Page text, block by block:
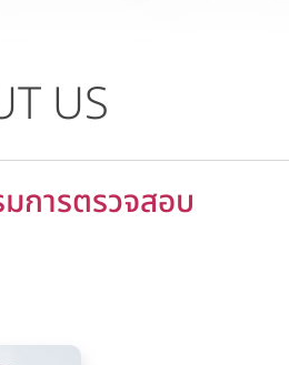
ราคาหลักทรัพย์
ราคาย้อนหลัง
US
การตรวจสอบ